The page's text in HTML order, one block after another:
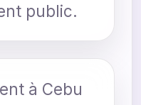
public.
à Cebu